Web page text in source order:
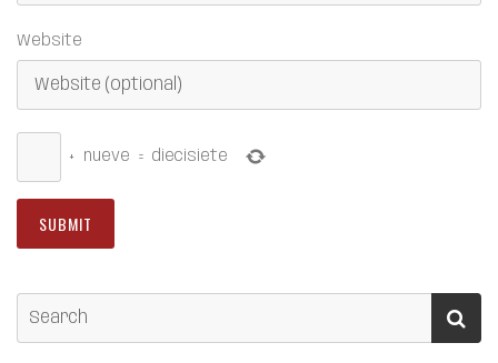
Website
+ nueve = diecisiete